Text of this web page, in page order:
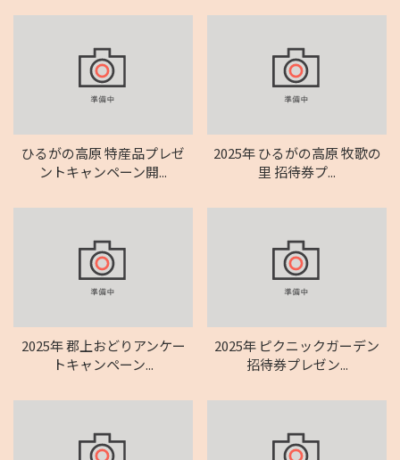
ひるがの高原 特産品プレゼ
ントキャンペーン開...
2025年 ひるがの高原 牧歌の
里 招待券プ...
2025年 郡上おどりアンケー
トキャンペーン...
2025年 ピクニックガーデン
招待券プレゼン...